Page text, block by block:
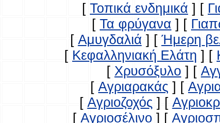
[ Τοπικά ενδημικά ] [
[ Τα φρύγανα ] [
[ Αμυγδαλιά ] [Ήμερη
[ Κεφαλληνιακή Ελάτη ] [
[ Χρυσόξυλο ] [
[ Αγριαρακάς ] [
[ Αγριοζοχός ] [
[ Αγριοσέλινο ] [